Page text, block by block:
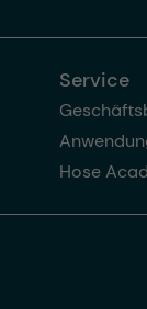
Service
Hose